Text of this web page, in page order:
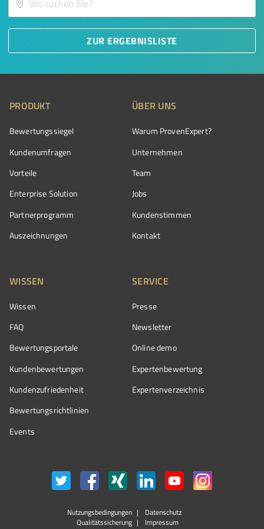
ZUR ERGEBNISLISTE
PRODUKT
Bewertungssiegel
Kundenumfragen
Vorteile
Enterprise Solution
Partnerprogramm
Auszeichnungen
ÜBER UNS
Warum ProvenExpert?
Unternehmen
Team
Jobs
Kundenstimmen
Kontakt
WISSEN
Wissen
FAQ
Bewertungsportale
Kundenbewertungen
Kundenzufriedenheit
Bewertungs­richtlinien
Events
SERVICE
Presse
Newsletter
Online demo
Expertenbewertung
Expertenverzeichnis
Nutzungsbedingungen
Datenschutz
Qualitätssicherung
Impressum